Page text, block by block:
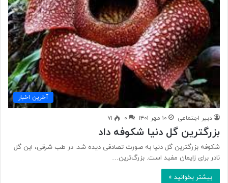
آخرین اخبار
دبیر اجتماعی ۱۰ مهر ۱۴۰۱ ۰ ۷۱
بزرگترین گل دنیا شکوفه داد
شکوفه بزرگترین گل دنیا به صورت تصادفی دیده شد. در طب شرقی، این گل
نادر برای زایمان مفید است. بزرگ‌ترین…
بیشتر بخوانید »